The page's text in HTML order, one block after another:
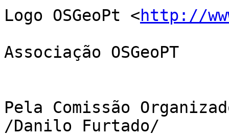
Logo OSGeoPt <http://
Associação OSGeoPT
Pela Comissão
/Danilo Furtado/